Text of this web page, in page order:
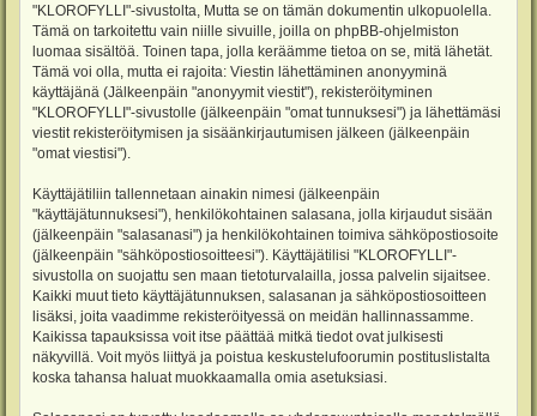
"KLOROFYLLI"-sivustolta, Mutta se on tämän dokumentin ulkopuolella.
Tämä on tarkoitettu vain niille sivuille, joilla on phpBB-ohjelmiston
luomaa sisältöä. Toinen tapa, jolla keräämme tietoa on se, mitä lähetät.
Tämä voi olla, mutta ei rajoita: Viestin lähettäminen anonyyminä
käyttäjänä (Jälkeenpäin "anonyymit viestit"), rekisteröityminen
"KLOROFYLLI"-sivustolle (jälkeenpäin "omat tunnuksesi") ja lähettämäsi
viestit rekisteröitymisen ja sisäänkirjautumisen jälkeen (jälkeenpäin
"omat viestisi").
Käyttäjätiliin tallennetaan ainakin nimesi (jälkeenpäin
"käyttäjätunnuksesi"), henkilökohtainen salasana, jolla kirjaudut sisään
(jälkeenpäin "salasanasi") ja henkilökohtainen toimiva sähköpostiosoite
(jälkeenpäin "sähköpostiosoitteesi"). Käyttäjätilisi "KLOROFYLLI"-
sivustolla on suojattu sen maan tietoturvalailla, jossa palvelin sijaitsee.
Kaikki muut tieto käyttäjätunnuksen, salasanan ja sähköpostiosoitteen
lisäksi, joita vaadimme rekisteröityessä on meidän hallinnassamme.
Kaikissa tapauksissa voit itse päättää mitkä tiedot ovat julkisesti
näkyvillä. Voit myös liittyä ja poistua keskustelufoorumin postituslistalta
koska tahansa haluat muokkaamalla omia asetuksiasi.